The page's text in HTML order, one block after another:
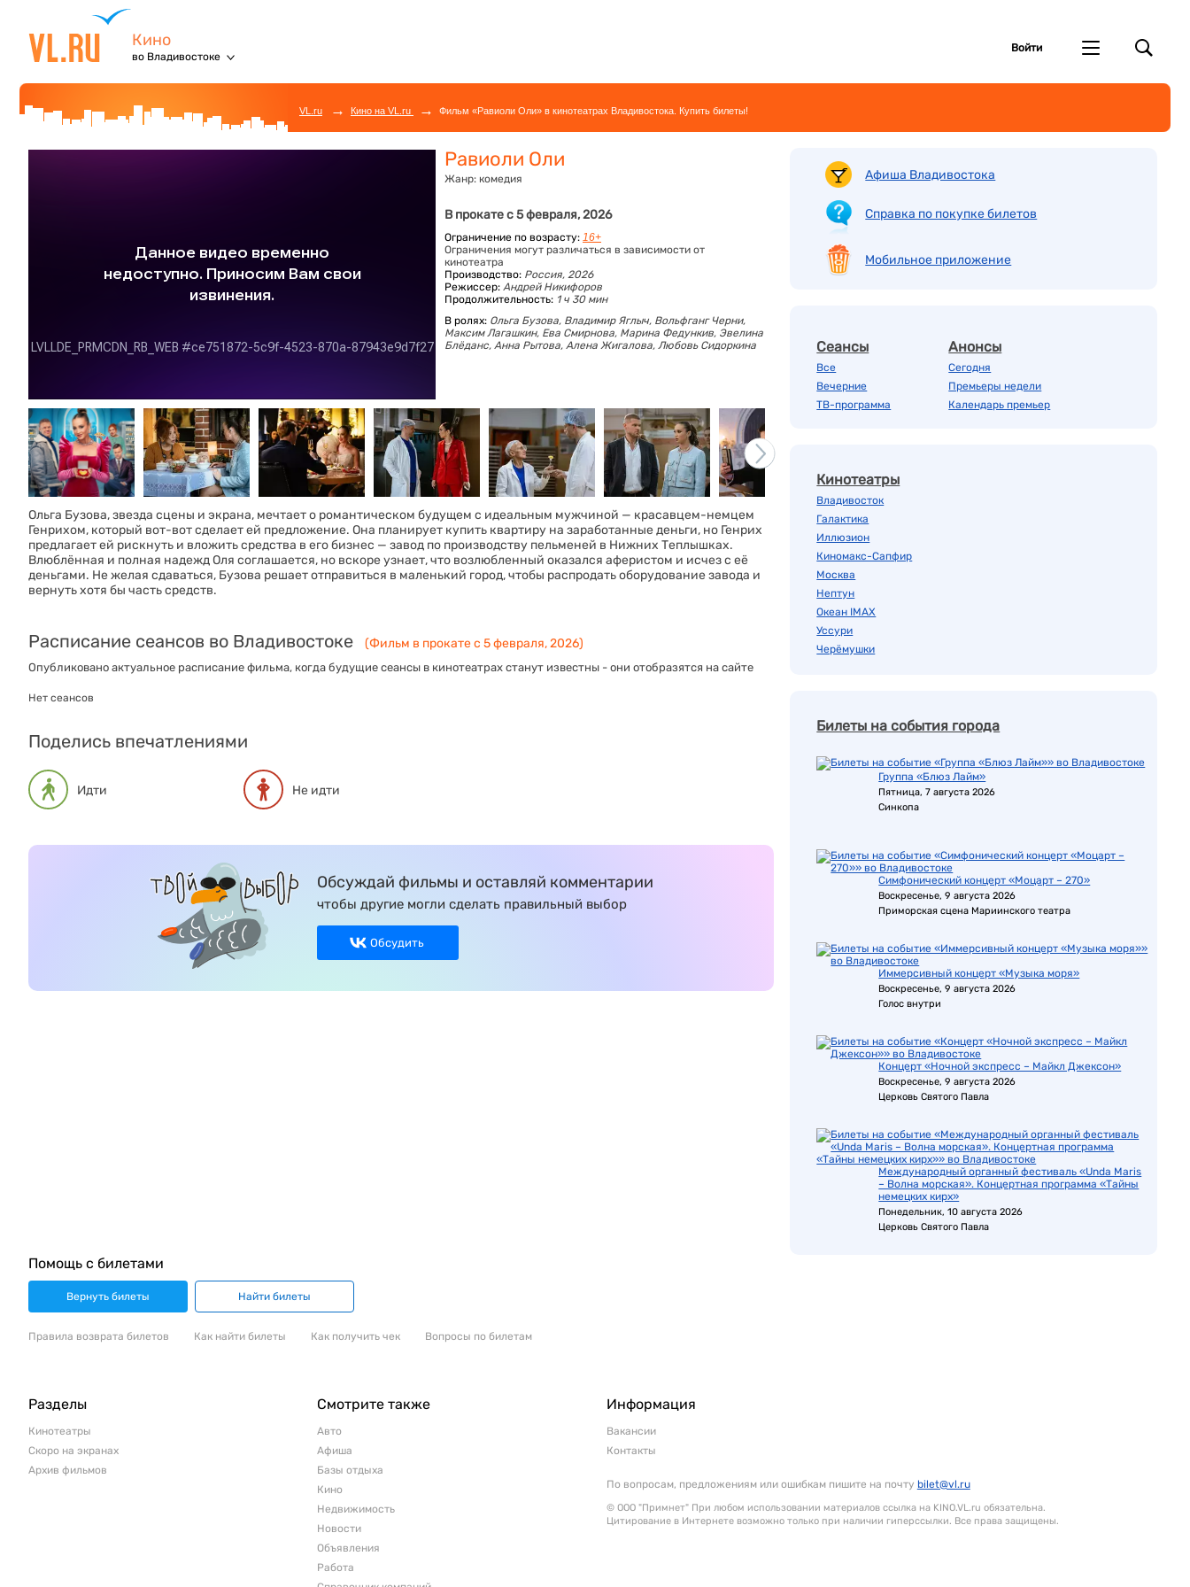
Кино
во Владивостоке
Войти
VL.ru → Кино на VL.ru → Фильм «Равиоли Оли» в кинотеатрах Владивостока. Купить билеты!
Равиоли Оли
Жанр: комедия
В прокате с 5 февраля, 2026
Ограничение по возрасту: 16+
Ограничения могут различаться в зависимости от
кинотеатра
Производство: Россия, 2026
Режиссер: Андрей Никифоров
Продолжительность: 1 ч 30 мин
В ролях: Ольга Бузова, Владимир Яглыч, Вольфганг Черни,
Максим Лагашкин, Ева Смирнова, Марина Федункив, Эвелина
Блёданс, Анна Рытова, Алена Жигалова, Любовь Сидоркина
Ольга Бузова, звезда сцены и экрана, мечтает о романтическом будущем с идеальным мужчиной — красавцем-немцем
Генрихом, который вот-вот сделает ей предложение. Она планирует купить квартиру на заработанные деньги, но Генрих
предлагает ей рискнуть и вложить средства в его бизнес — завод по производству пельменей в Нижних Теплышках.
Влюблённая и полная надежд Оля соглашается, но вскоре узнает, что возлюбленный оказался аферистом и исчез с её
деньгами. Не желая сдаваться, Бузова решает отправиться в маленький город, чтобы распродать оборудование завода и
вернуть хотя бы часть средств.
Расписание сеансов во Владивостоке (Фильм в прокате с 5 февраля, 2026)
Опубликовано актуальное расписание фильма, когда будущие сеансы в кинотеатрах станут известны - они отобразятся на сайте
Нет сеансов
Поделись впечатлениями
Идти Не идти
Обсуждай фильмы и оставляй комментарии
чтобы другие могли сделать правильный выбор
Обсудить
Афиша Владивостока
Справка по покупке билетов
Мобильное приложение
Сеансы
Все
Вечерние
ТВ-программа
Анонсы
Сегодня
Премьеры недели
Календарь премьер
Кинотеатры
Владивосток
Галактика
Иллюзион
Киномакс-Сапфир
Москва
Нептун
Океан IMAX
Уссури
Черёмушки
Билеты на события города
Группа «Блюз Лайм»
Пятница, 7 августа 2026
Синкопа
Симфонический концерт «Моцарт – 270»
Воскресенье, 9 августа 2026
Приморская сцена Мариинского театра
Иммерсивный концерт «Музыка моря»
Воскресенье, 9 августа 2026
Голос внутри
Концерт «Ночной экспресс – Майкл Джексон»
Воскресенье, 9 августа 2026
Церковь Святого Павла
Международный органный фестиваль «Unda Maris
– Волна морская». Концертная программа «Тайны
немецких кирх»
Понедельник, 10 августа 2026
Церковь Святого Павла
Помощь с билетами
Вернуть билеты Найти билеты
Правила возврата билетов Как найти билеты Как получить чек Вопросы по билетам
Разделы
Кинотеатры
Скоро на экранах
Архив фильмов
Смотрите также
Авто
Афиша
Базы отдыха
Кино
Недвижимость
Новости
Объявления
Работа
Информация
Вакансии
Контакты
По вопросам, предложениям или ошибкам пишите на почту bilet@vl.ru
© ООО "Примнет" При любом использовании материалов ссылка на KINO.VL.ru обязательна.
Цитирование в Интернете возможно только при наличии гиперссылки. Все права защищены.